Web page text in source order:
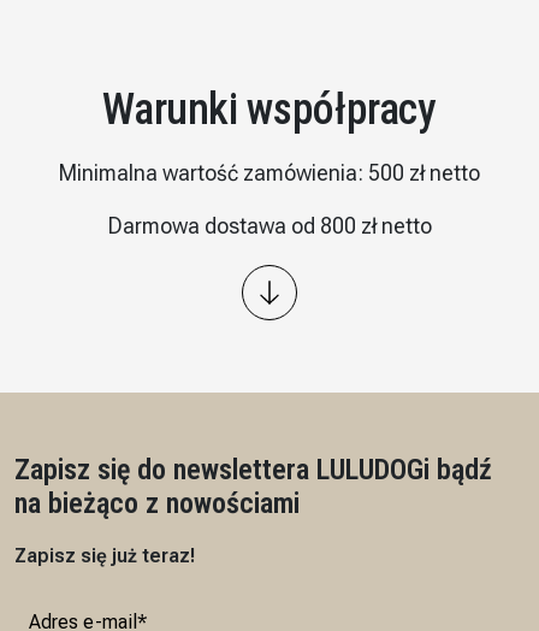
Warunki współpracy
Minimalna wartość zamówienia: 500 zł netto
Darmowa dostawa od 800 zł netto
Wysyłka: kurier InPost
Zapisz się do newslettera LULUDOGi bądź
na bieżąco z nowościami
Zapisz się już teraz!